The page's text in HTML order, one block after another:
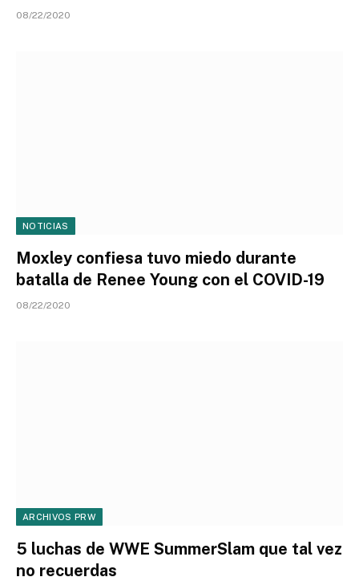
08/22/2020
NOTICIAS
Moxley confiesa tuvo miedo durante
batalla de Renee Young con el COVID-19
08/22/2020
ARCHIVOS PRW
5 luchas de WWE SummerSlam que tal vez
no recuerdas